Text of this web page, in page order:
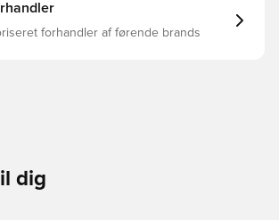
forhandler af førende brands
dig